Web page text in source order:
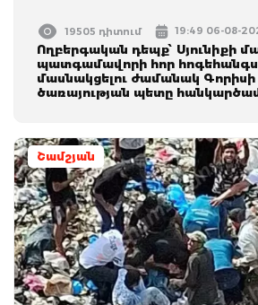
19505 դիտում 19:49 06-08-
Ողբերգական դեպք՝ Սյունիքի
պատգամավորի հոր
մասնակցելու ժամանակ
ծառայության պետը
Շամշյան